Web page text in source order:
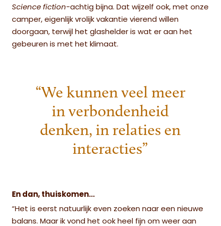
Science fiction-achtig bijna. Dat wijzelf ook, met onze
camper, eigenlijk vrolijk vakantie vierend willen
doorgaan, terwijl het glashelder is wat er aan het
gebeuren is met het klimaat.
“We kunnen veel meer
in verbondenheid
denken, in relaties en
interacties”
En dan, thuiskomen…
“Het is eerst natuurlijk even zoeken naar een nieuwe
balans. Maar ik vond het ook heel fijn om weer aan